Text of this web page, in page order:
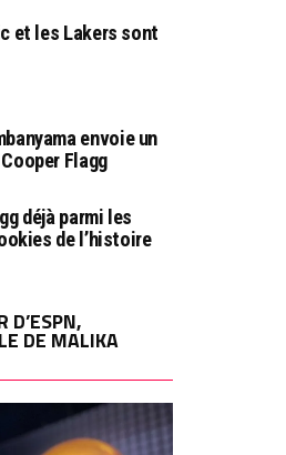
et les Lakers sont
envoie un
Flagg
déjà parmi les
de l’histoire
D’ESPN,
DE MALIKA